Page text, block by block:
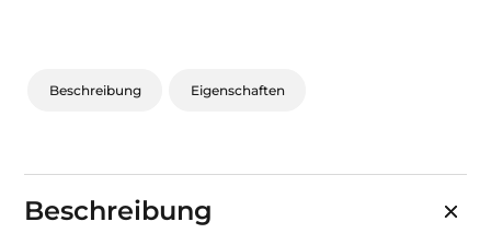
Beschreibung Eigenschaften
Beschreibung